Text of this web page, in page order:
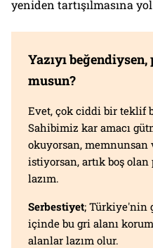
yeniden tartışılmasına yol
Yazıyı
musun?
Evet, çok ciddi bir teklif
Sahibimiz kar amacı
okuyorsan, memnunsan
istiyorsan, artık boş
lazım.
Serbestiyet; Türkiye'nin
içinde bu gri alanı
alanlar lazım olur.